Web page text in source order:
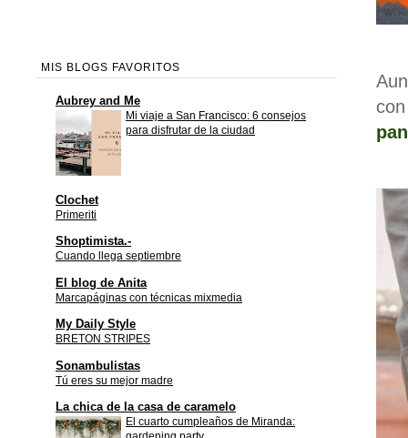
MIS BLOGS FAVORITOS
Aubrey and Me
Mi viaje a San Francisco: 6 consejos
para disfrutar de la ciudad
Clochet
Primeriti
Shoptimista.-
Cuando llega septiembre
El blog de Anita
Marcapáginas con técnicas mixmedia
My Daily Style
BRETON STRIPES
Sonambulistas
Tú eres su mejor madre
La chica de la casa de caramelo
El cuarto cumpleaños de Miranda: